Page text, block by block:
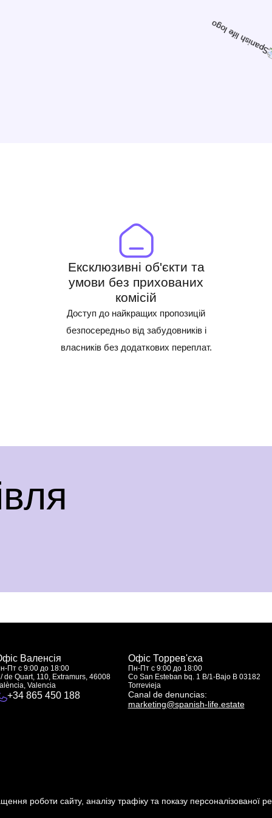
Ексклюзивні об'єкти та
умови без прихованих
комісій
Доступ до найкращих пропозицій
безпосередньо від забудовників і
власників без додаткових переплат.
Валенсія
Пт с 9:00 до 18:00
de Quart, 110, Extramurs, 46008
Valencia
+34 865 450 188
Офіс Торрев'єха
Пн-Пт с 9:00 до 18:00
Co San Esteban bq. 1 B/1-Bajo B 03182
Torrevieja
Canal de denuncias:
marketing@spanish-life.estate
роботи сайту, аналізу трафіку та показу